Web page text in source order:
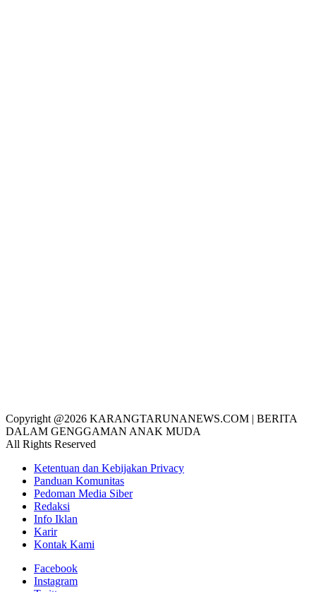
Copyright @2026 KARANGTARUNANEWS.COM | BERITA
DALAM GENGGAMAN ANAK MUDA
All Rights Reserved
Ketentuan dan Kebijakan Privacy
Panduan Komunitas
Pedoman Media Siber
Redaksi
Info Iklan
Karir
Kontak Kami
Facebook
Instagram